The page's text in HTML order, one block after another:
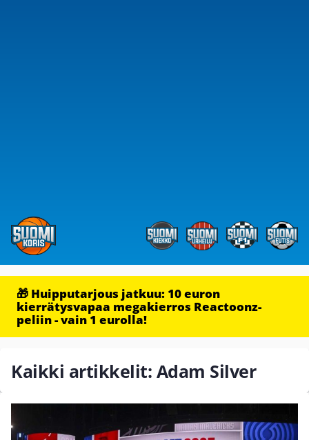
🎁 Huipputarjous jatkuu: 10 euron
kierrätysvapaa megakierros Reactoonz-
peliin - vain 1 eurolla!
Kaikki artikkelit: Adam Silver